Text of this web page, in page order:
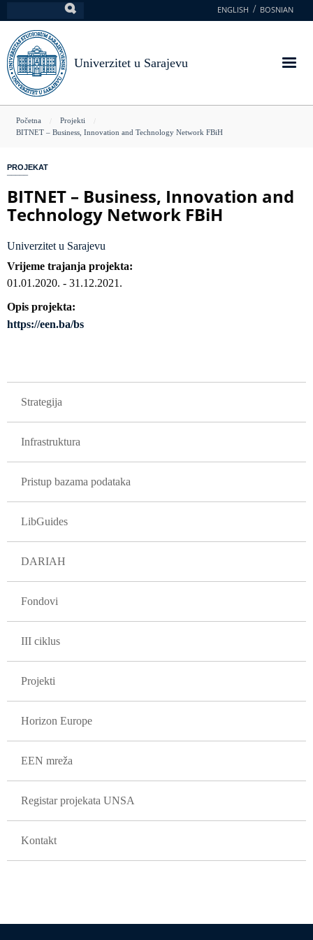
na
glavni
sadržaj
ENGLISH BOSNIAN
Univerzitet u Sarajevu
You
here
Početna
Projekti
BITNET – Business, Innovation and Technology Network FBiH
PROJEKAT
BITNET – Business, Innovation and
Technology Network FBiH
Univerzitet u Sarajevu
Vrijeme trajanja projekta
01.01.2020. - 31.12.2021.
Opis projekta
https://een.ba/bs
Strategija
Infrastruktura
Pristup bazama podataka
LibGuides
DARIAH
Fondovi
III ciklus
Projekti
Horizon Europe
EEN mreža
Registar projekata UNSA
Kontakt